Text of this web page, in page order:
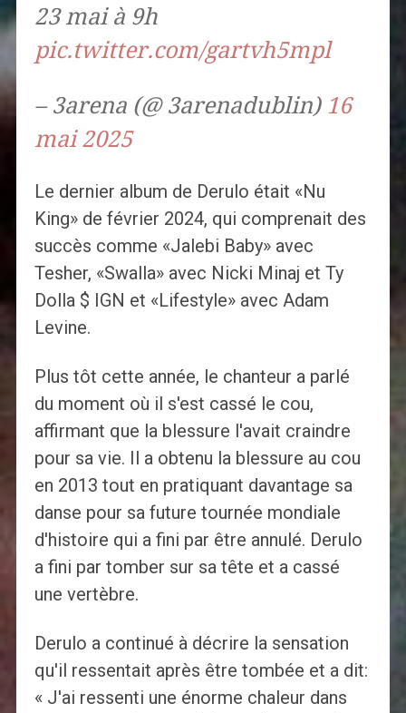
23 mai à 9h
pic.twitter.com/gartvh5mpl
– 3arena (@ 3arenadublin) 16
mai 2025
Le dernier album de Derulo était «Nu
King» de février 2024, qui comprenait des
succès comme «Jalebi Baby» avec
Tesher, «Swalla» avec Nicki Minaj et Ty
Dolla $ IGN et «Lifestyle» avec Adam
Levine.
Plus tôt cette année, le chanteur a parlé
du moment où il s'est cassé le cou,
affirmant que la blessure l'avait craindre
pour sa vie. Il a obtenu la blessure au cou
en 2013 tout en pratiquant davantage sa
danse pour sa future tournée mondiale
d'histoire qui a fini par être annulé. Derulo
a fini par tomber sur sa tête et a cassé
une vertèbre.
Derulo a continué à décrire la sensation
qu'il ressentait après être tombée et a dit:
« J'ai ressenti une énorme chaleur dans